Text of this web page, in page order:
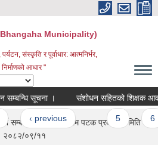
Municipality)
पर्यटन, संस्कृति र पूर्वाधार: आत्मनिर्भर,
आधार "
सूचना । संशोधन सहितको
‹ previous … 5 6
सम्बन्धी सूचना । प्रथम पटक प्रकाशित मिति
२०८२/०९/११